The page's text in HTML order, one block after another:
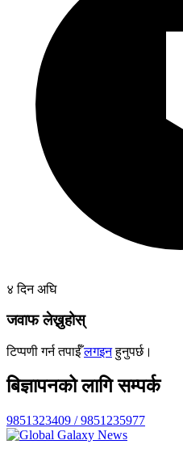
४ दिन अघि
जवाफ लेख्नुहोस्
टिप्पणी गर्न तपाईँलगइनहुनुपर्छ।
बिज्ञापनको लागि सम्पर्क
9851323409 / 9851235977